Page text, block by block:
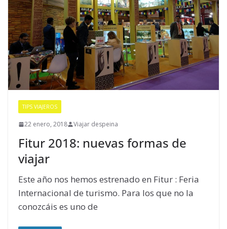
TIPS VIAJEROS
22 enero, 2018 Viajar despeina
Fitur 2018: nuevas formas de
viajar
Este año nos hemos estrenado en Fitur : Feria
Internacional de turismo. Para los que no la
conozcáis es uno de